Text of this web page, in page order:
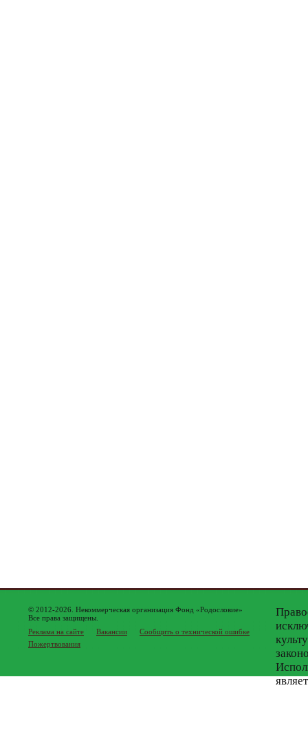
© 2012-2026. Некоммерческая организация Фонд «Родословие»
Все права защищены.
Реклама на сайте
Вакансии
Сообщить о технической ошибке
Пожертвования